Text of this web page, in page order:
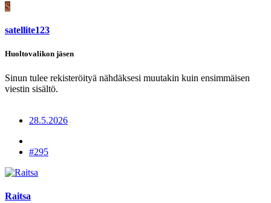
S
satellite123
Huoltovalikon jäsen
Sinun tulee rekisteröityä nähdäksesi muutakin kuin ensimmäisen
viestin sisältö.
28.5.2026
#295
Raitsa